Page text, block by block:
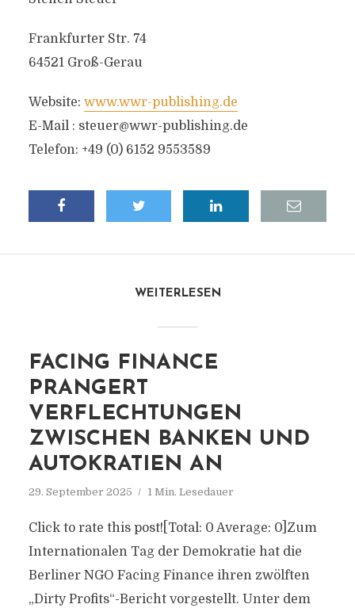
Frankfurter Str. 74
64521 Groß-Gerau
Website: www.wwr-publishing.de
E-Mail : steuer@wwr-publishing.de
Telefon: +49 (0) 6152 9553589
WEITERLESEN
FACING FINANCE
PRANGERT
VERFLECHTUNGEN
ZWISCHEN BANKEN UND
AUTOKRATIEN AN
29. September 2025 1 Min. Lesedauer
Click to rate this post![Total: 0 Average: 0]Zum
Internationalen Tag der Demokratie hat die
Berliner NGO Facing Finance ihren zwölften
„Dirty Profits“-Bericht vorgestellt. Unter dem